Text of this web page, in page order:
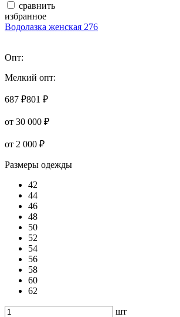
сравнить
избранное
Водолазка женская 276
Опт:
Мелкий опт:
687 ₽801 ₽
от 30 000 ₽
от 2 000 ₽
Размеры одежды
42
44
46
48
50
52
54
56
58
60
62
шт